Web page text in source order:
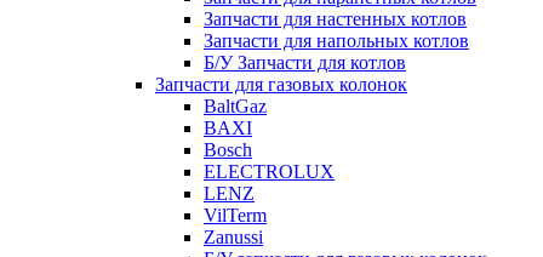
Запчасти для настенных котлов
Запчасти для напольных котлов
Б/У Запчасти для котлов
Запчасти для газовых колонок
BaltGaz
BAXI
Bosch
ELECTROLUX
LENZ
VilTerm
Zanussi